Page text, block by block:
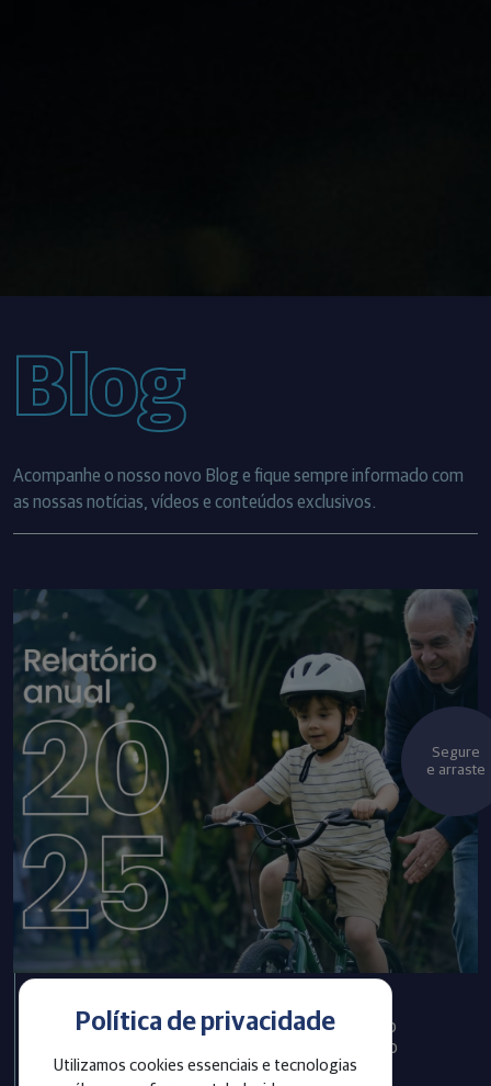
Política de privacidade
Utilizamos cookies essenciais e tecnologias
Blog
Acompanhe o nosso novo Blog e fique sempre informado com
as nossas notícias, vídeos e conteúdos exclusivos.
Infraprev publica Relatório
Anual com informações do
exercício 2025
Segure
e arraste